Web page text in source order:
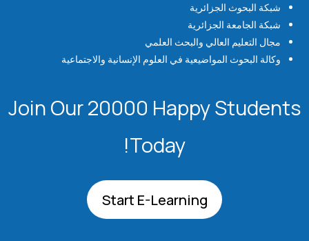
شبكة البحوث الجزائرية
شبكة الجامعة الجزائرية
مجال التعليم العالي والبحث العلمي
وكالة البحوث المواضيعية في العلوم الإنسانية والاجتماعية
Join Our 20000 Happy Students​
Today!
Start E-Learning